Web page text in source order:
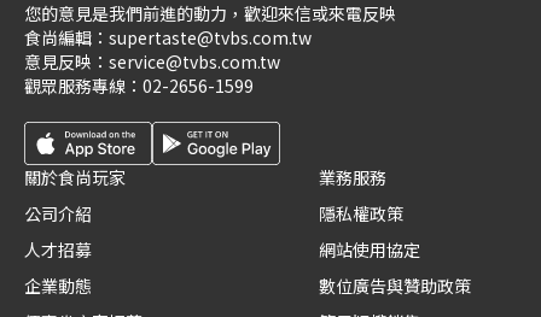
您的意見是我們前進的動力，歡迎來信或來電反映
食尚編輯： supertaste@tvbs.com.tw
意見反映： service@tvbs.com.tw
觀眾服務專線： 02-2656-1599
關於食尚玩家
公司介紹
人才招募
企業動態
業務服務
隱私權政策
網站使用協定
數位廣告與贊助政策